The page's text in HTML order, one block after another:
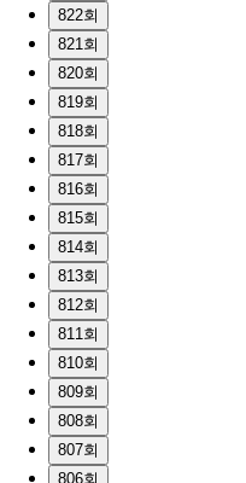
822회
821회
820회
819회
818회
817회
816회
815회
814회
813회
812회
811회
810회
809회
808회
807회
806회